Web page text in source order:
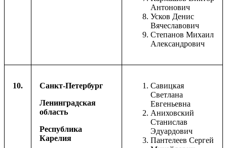
Антонович
Усков Денис
Вячеславович
Степанов Михаил
Александрович
10.
Санкт-Петербург
Ленинградская
область
Республика
Карелия
Савицкая
Светлана
Евгеньевна
Аниховский
Станислав
Эдуардович
Пантелеев Сергей